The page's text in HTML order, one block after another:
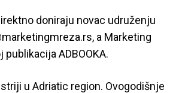
doniraju novac udruženju
a Marketing
ADBOOKA.
u Adriatic region. Ovogodišnje